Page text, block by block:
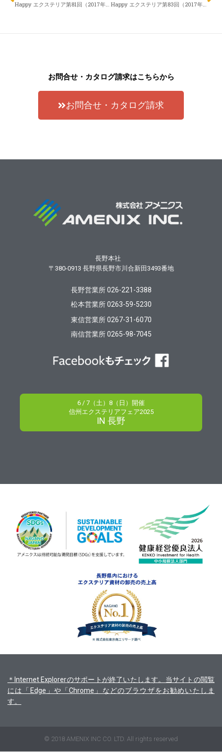
Happy エクステリア第81回（2017年04月20日）株式会社 佐藤園芸 丸山たかしさん「春のエクステリア・体を動かして楽しんでみませんか？」 Happy エクステリア第83回（2017年05月04日）エクスランド四季 近藤慎一さん「デザインのポイント”玄関周り”」
お問合せ・カタログ請求はこちらから
お問合せ・カタログ請求
長野本社
〒380-0913 長野県長野市川合新田3493番地
長野営業所 026-221-3388
松本営業所 0263-59-5230
東信営業所 0267-31-6070
南信営業所 0265-98-7045
6 / 7（土）8（日）開催
信州エクステリアフェア2025
IN 長野
＊Internet Explorerのサポートが終了いたします。当サイトの閲覧
には「Edge」や「Chrome」などのブラウザをお勧めいたしま
す。
© 2018 AMENIX INC CO. LTD. All rights reserved